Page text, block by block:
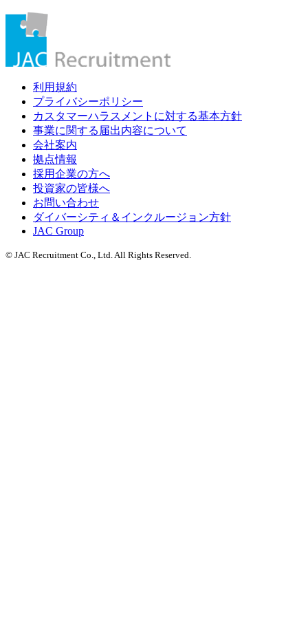
利用規約
プライバシーポリシー
カスタマーハラスメントに対する基本方針
事業に関する届出内容について
会社案内
拠点情報
採用企業の方へ
投資家の皆様へ
お問い合わせ
ダイバーシティ＆インクルージョン方針
JAC Group
© JAC Recruitment Co., Ltd. All Rights Reserved.